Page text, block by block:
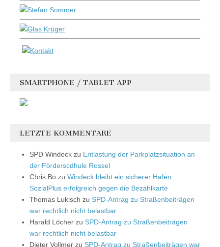
SMARTPHONE / TABLET APP
LETZTE KOMMENTARE
SPD Windeck zu Entlastung der Parkplatzsituation an
der Förderscdhule Rossel
Chris Bo zu Windeck bleibt ein sicherer Hafen:
SozialPlus erfolgreich gegen die Bezahlkarte
Thomas Lukisch zu SPD-Antrag zu Straßenbeiträgen
war rechtlich nicht belastbar
Harald Löcher zu SPD-Antrag zu Straßenbeiträgen
war rechtlich nicht belastbar
Dieter Vollmer zu SPD-Antrag zu Straßenbeiträgen war